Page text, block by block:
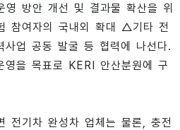
방안 개선 및 결과물 확산을 위
참여자의 국내외 확대 △기타 전
사업 공동 발굴 등 협력에 나선다.
을 목표로 KERI 안산분원에 구
전기차 완성차 업체는 물론, 충전